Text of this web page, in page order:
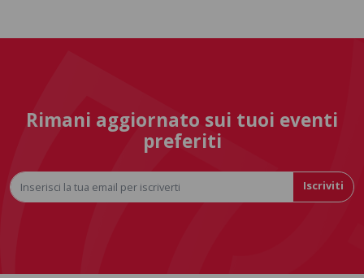
Rimani aggiornato sui tuoi eventi
preferiti
Iscriviti